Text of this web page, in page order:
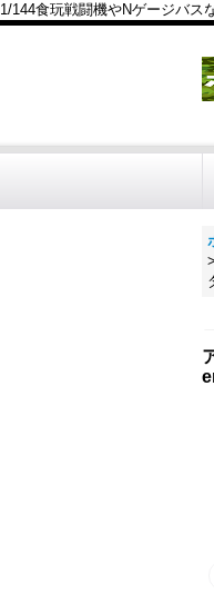
1/144食玩戦闘機やNゲージバス
>